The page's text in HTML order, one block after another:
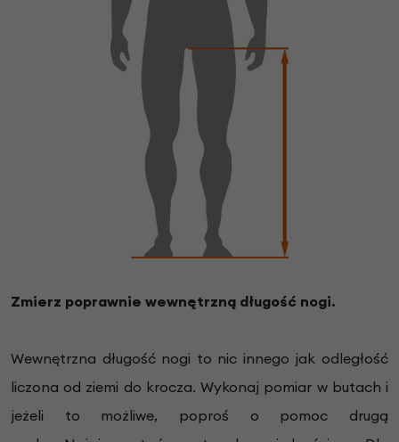
Zmierz poprawnie wewnętrzną długość nogi.
Wewnętrzna długość nogi to nic innego jak odległość
liczona od ziemi do krocza.Wykonaj pomiar w butach i
jeżeli to możliwe, poproś o pomoc drugą